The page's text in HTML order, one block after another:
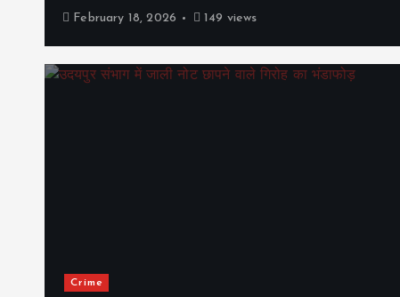
February 18, 2026 149 views
Crime